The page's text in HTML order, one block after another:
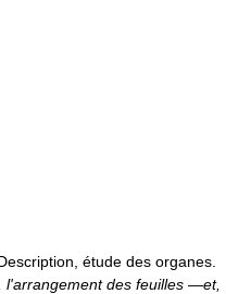
étude des organes.
l'arrangement des feuilles —et,